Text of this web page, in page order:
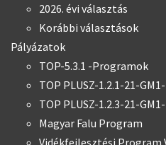
2026. évi választás
Korábbi választások
Pályázatok
TOP-5.3.1 -Programok
TOP PLUSZ-1.2.1-21-
TOP PLUSZ-1.2.3-21-
Magyar Falu Program
Vidékfejlesztési Program